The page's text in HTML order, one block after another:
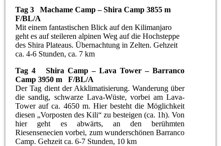
Tag 3 Machame Camp – Shira Camp 3855 m
F/BL/A
Mit einem fantastischen Blick auf den Kilimanjaro
geht es auf steileren alpinen Weg auf die Hochsteppe
des Shira Plateaus. Übernachtung in Zelten. Gehzeit
ca. 4-6 Stunden, ca. 7 km
Tag 4 Shira Camp – Lava Tower – Barranco
Camp 3950 m F/BL/A
Der Tag dient der Akklimatisierung. Wanderung über
die sandig, schwarze Lava-Wüste, vorbei am Lava-
Tower auf ca. 4650 m. Hier besteht die Möglichkeit
diesen „Vorposten des Kili“ zu besteigen (ca. 1h). Von
hier geht es abwärts, an den berühmten
Riesensenecien vorbei, zum wunderschönen Barranco
Camp. Gehzeit ca. 6-7 Stunden, 10 km